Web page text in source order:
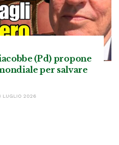
(Pd) propone
per salvare
LUGLIO 2026